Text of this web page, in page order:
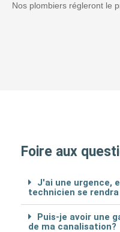
Nos plombiers régleront le
Foire aux
J'ai une urgence,
technicien se
Puis-je avoir une
de ma canalisation?